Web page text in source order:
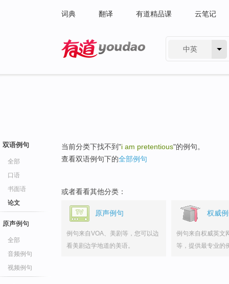
词典 翻译 有道精品课 云笔记
中英
双语例句
全部
口语
书面语
论文
原声例句
全部
音频例句
视频例句
当前分类下找不到"i am pretentious"的例句。
查看双语例句下的全部例句
或者看看其他分类：
原声例句
例句来自VOA、美剧等，您可以边
看美剧边学地道的美语。
权威
例句来自权威英文
等，提供最专业的